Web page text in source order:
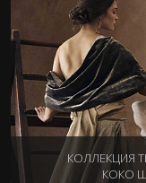
КОЛЛЕКЦИЯ
КОКО